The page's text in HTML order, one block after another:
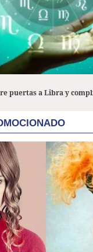
puertas a Libra y